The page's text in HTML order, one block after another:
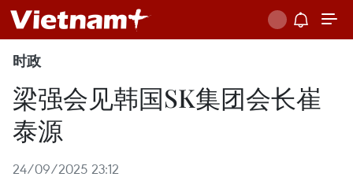
时政
梁强会见韩国SK集团会长崔
泰源
24/09/2025 23:12